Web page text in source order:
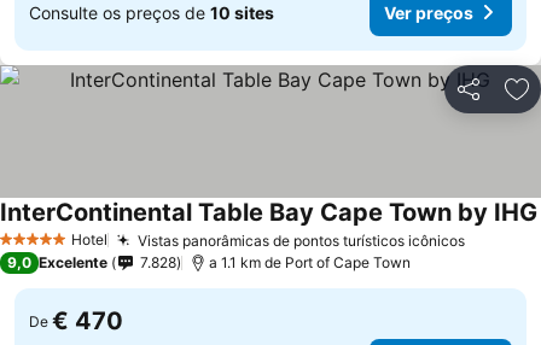
Consulte os preços de 10 sites Ver preços
Partilhar
5 Estrelas Hotel Vistas panorâmicas de pontos turísticos icônicos
InterContinental Table Bay Cape Town by IHG
9,0 Excelente 7.828 a 1.1 km de Port of Cape Town
De € 470